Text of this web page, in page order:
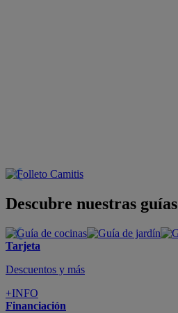
Descubre nuestras guías
Tarjeta
Descuentos y más
+INFO
Financiación